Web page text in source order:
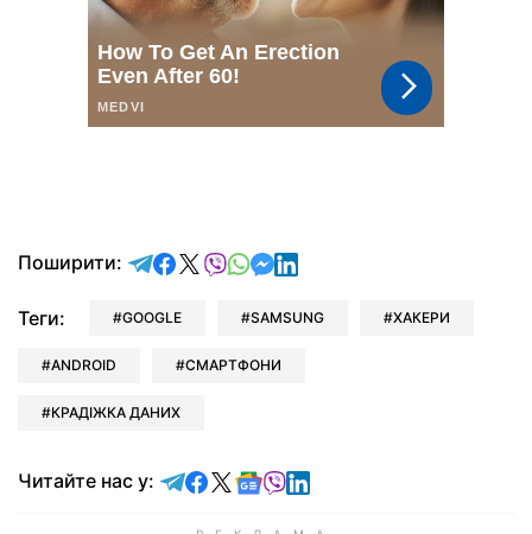
Поширити: відправити у Telegram
поділитись у Facebook
поділитись у X
відправити у Viber
відправити у Whatsapp
відправити у Messenger
відправити у LinkedIn
Теги: GOOGLE SAMSUNG ХАКЕРИ
ANDROID СМАРТФОНИ
КРАДІЖКА ДАНИХ
Читайте нас у: Читайте у Telegram
Читайте у Facebook
Читайте у X
Читайте у Google news
Читайте у Viber
Читайте у LinkedIn